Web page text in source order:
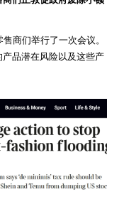
商们举行了一次会议。
品潜在风险以及这些产